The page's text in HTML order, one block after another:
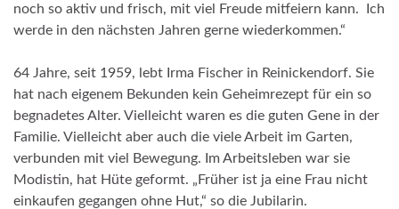
noch so aktiv und frisch, mit viel Freude mitfeiern kann. Ich
werde in den nächsten Jahren gerne wiederkommen.“
64 Jahre, seit 1959, lebt Irma Fischer in Reinickendorf. Sie
hat nach eigenem Bekunden kein Geheimrezept für ein so
begnadetes Alter. Vielleicht waren es die guten Gene in der
Familie. Vielleicht aber auch die viele Arbeit im Garten,
verbunden mit viel Bewegung. Im Arbeitsleben war sie
Modistin, hat Hüte geformt. „Früher ist ja eine Frau nicht
einkaufen gegangen ohne Hut,“ so die Jubilarin.